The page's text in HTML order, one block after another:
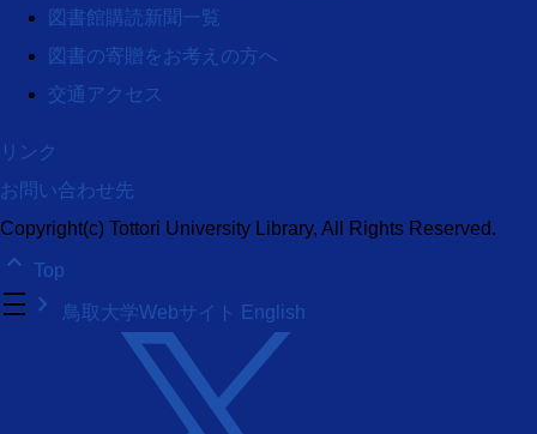
図書館購読新聞一覧
図書の寄贈をお考えの方へ
交通アクセス
リンク
お問い合わせ先
Copyright(c) Tottori University Library, All Rights Reserved.
keyboard_arrow_up Top
density_medium keyboard_arrow_right 鳥取大学Webサイト English